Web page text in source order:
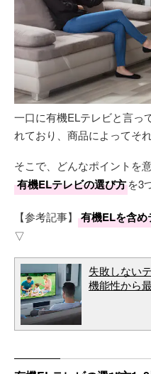
一口に有機ELテレビと言っ
れており、商品によってそ
そこで、どんなポイントを
有機ELテレビの選び方を3
【参考記事】 有機ELを含
▽
失敗しない
機能性から